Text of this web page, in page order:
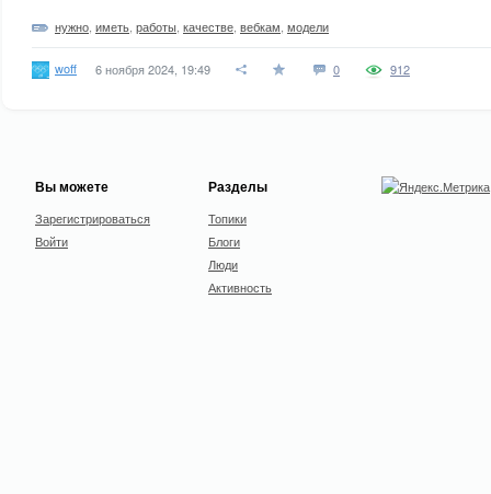
нужно иметь работы качестве вебкам модели
woff 6 ноября 2024, 19:49 0 912
Вы можете
Зарегистрироваться
Войти
Разделы
Топики
Блоги
Люди
Активность